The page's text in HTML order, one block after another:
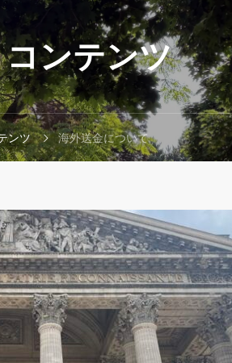
ンテンツ
ンツ 海外送金について